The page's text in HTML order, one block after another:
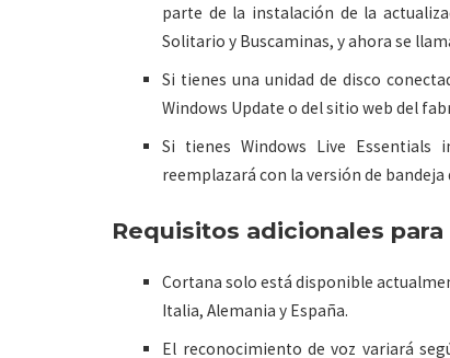
parte de la instalación de la
Solitario y Buscaminas, y ahora se
Si tienes una unidad de disco
Windows Update o del sitio web del
Si tienes Windows Live Essentials
reemplazará con la versión de bandeja
Requisitos adicionales
Cortana solo está disponible
Italia, Alemania y España.
El reconocimiento de voz variará